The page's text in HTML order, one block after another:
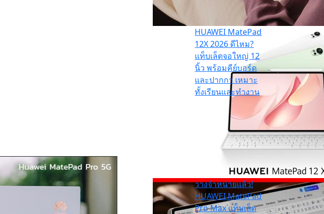
HUAWEI MatePad
12X 2026 ดีไหม?
แท็บเล็ตจอใหญ่ 12
นิ้ว พร้อมคีย์บอร์ด
และปากกา เหมาะ
ทั้งเรียนและทำงาน
วางจำหน่ายแล้ว!
HUAWEI MatePad
Pro Max แท็บเล็ต